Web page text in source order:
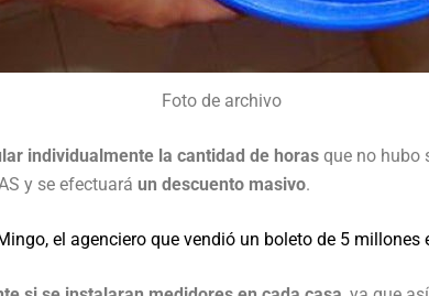
Foto de archivo
individualmente la cantidad de horas que no hubo
y se efectuará un descuento masivo.
el agenciero que vendió un boleto de 5 millones